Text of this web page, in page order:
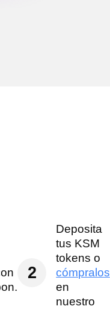
2
Deposita
tus KSM
tokens o
cómpralos
en
nuestro